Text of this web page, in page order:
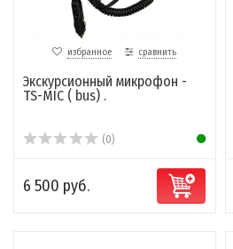
избранное сравнить
Экскурсионный микрофон -
TS-MIC ( bus) .
(0)
6 500 руб.